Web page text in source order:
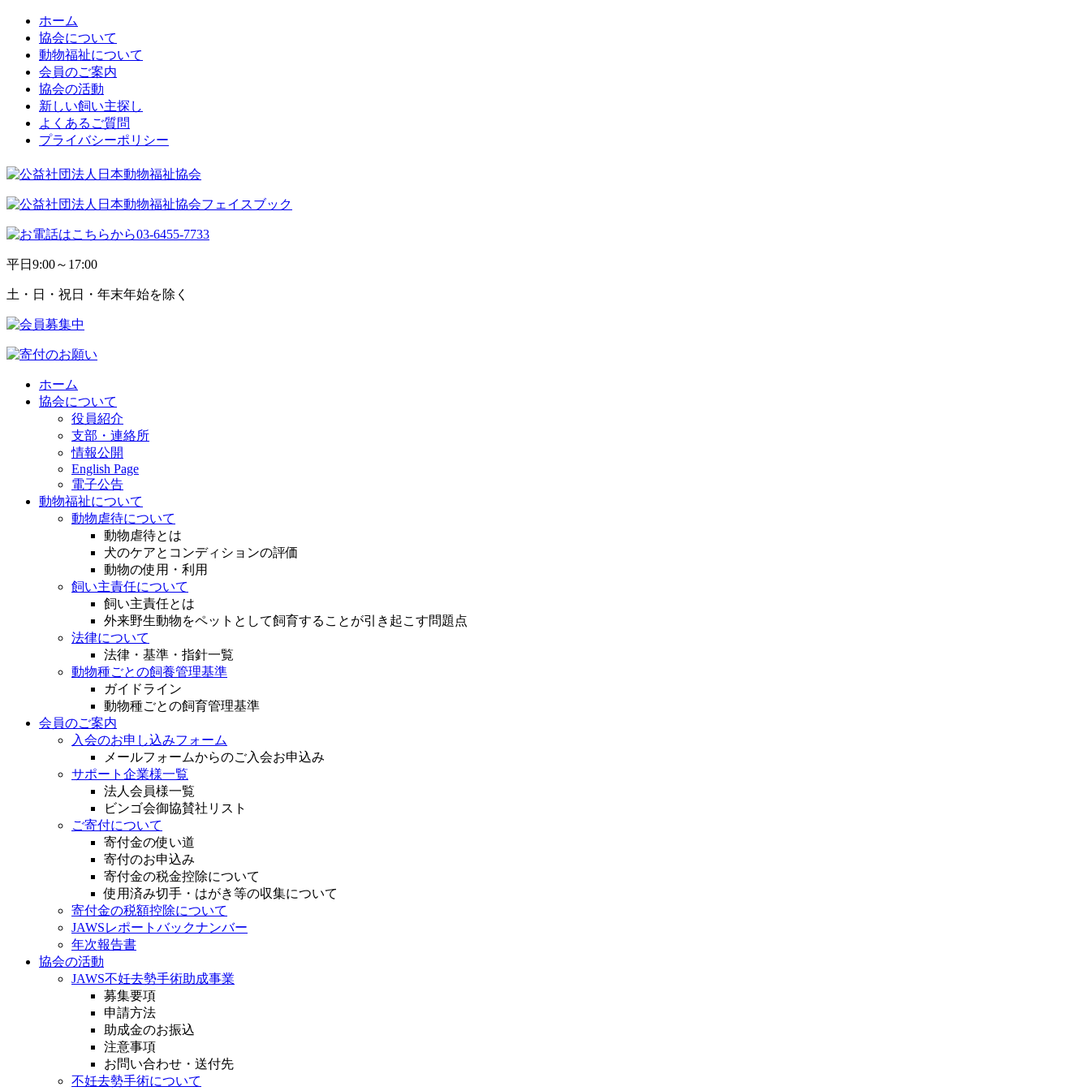
ホーム
協会について
動物福祉について
会員のご案内
協会の活動
新しい飼い主探し
よくあるご質問
プライバシーポリシー
平日 9:00～17:00
土・日・祝日・年末年始を除く
ホーム
協会について
役員紹介
支部・連絡所
情報公開
English Page
電子公告
動物福祉について
動物虐待について
動物虐待とは
犬のケアとコンディションの評価
動物の使用・利用
飼い主責任について
飼い主責任とは
外来野生動物をペットとして飼育することが引き起こす問題点
法律について
法律・基準・指針一覧
動物種ごとの飼養管理基準
ガイドライン
動物種ごとの飼育管理基準
会員のご案内
入会のお申し込みフォーム
メールフォームからのご入会お申込み
サポート企業様一覧
法人会員様一覧
ビンゴ会御協賛社リスト
ご寄付について
寄付金の使い道
寄付のお申込み
寄付金の税金控除について
使用済み切手・はがき等の収集について
寄付金の税額控除について
JAWSレポートバックナンバー
年次報告書
協会の活動
JAWS不妊去勢手術助成事業
募集要項
申請方法
助成金のお振込
注意事項
お問い合わせ・送付先
不妊去勢手術について